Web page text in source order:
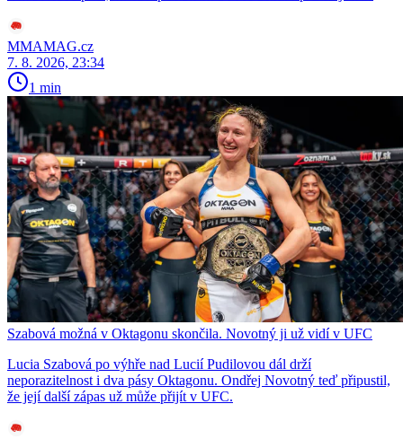
MMAMAG.cz
7. 8. 2026, 23:34
1 min
Szabová možná v Oktagonu skončila. Novotný ji už vidí v UFC
Lucia Szabová po výhře nad Lucií Pudilovou dál drží
neporazitelnost i dva pásy Oktagonu. Ondřej Novotný teď připustil,
že její další zápas už může přijít v UFC.